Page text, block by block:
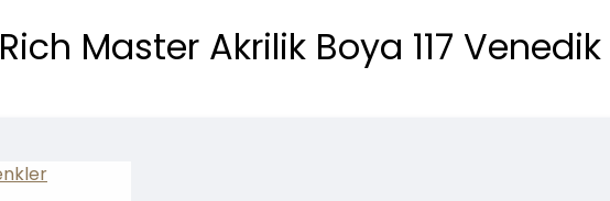
Rich Master Akrilik Boya 117 Venedik